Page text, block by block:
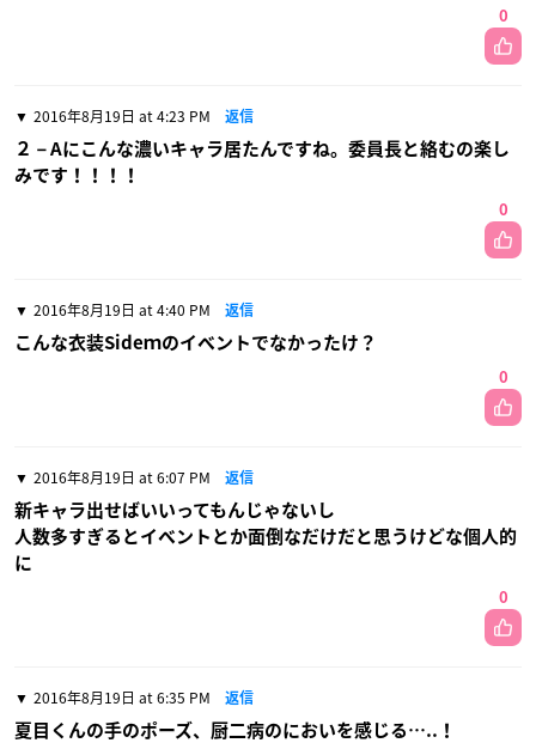
0
2016年8月19日 at 4:23 PM 返信
２－Aにこんな濃いキャラ居たんですね。委員長と絡むの楽し
みです！！！！
0
2016年8月19日 at 4:40 PM 返信
こんな衣装Sideｍのイベントでなかったけ？
0
2016年8月19日 at 6:07 PM 返信
新キャラ出せばいいってもんじゃないし
人数多すぎるとイベントとか面倒なだけだと思うけどな個人的
に
0
2016年8月19日 at 6:35 PM 返信
夏目くんの手のポーズ、厨二病のにおいを感じる…..！